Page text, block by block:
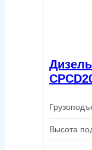
Высота